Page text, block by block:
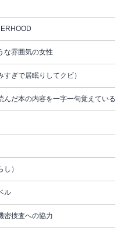
な雰囲気の女性
ぎで居眠りしてクビ）
だ本の内容を一字一句覚えている）
）
ル
密捜査への協力